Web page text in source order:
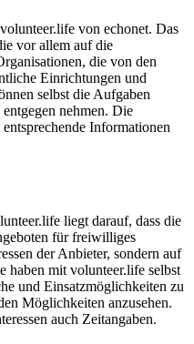
von echonet. Das
vor allem auf die
die von den
Einrichtungen und
selbst die Aufgaben
nehmen. Die
entsprechende Informationen
liegt darauf, dass die
für freiwilliges
der Anbieter, sondern auf
haben mit volunteer.life selbst
und Einsatzmöglichkeiten zu
Möglichkeiten anzusehen.
auch Zeitangaben.